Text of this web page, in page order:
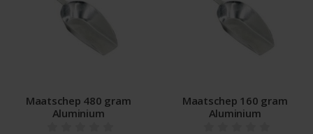
Maatschep 480 gram
Aluminium
Maatschep 160 gram
Aluminium